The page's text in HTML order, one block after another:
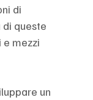
di
queste
mezzi
un